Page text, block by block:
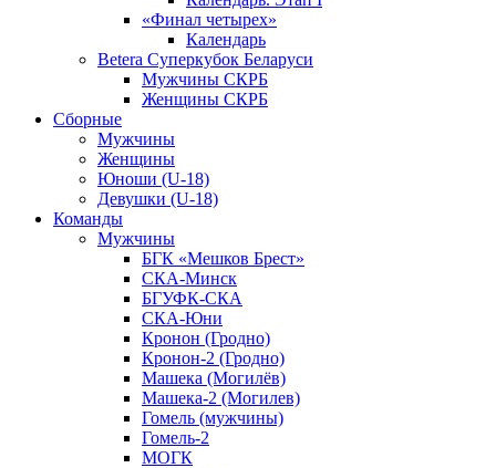
«Финал четырех»
Календарь
Betera Суперкубок Беларуси
Мужчины СКРБ
Женщины СКРБ
Сборные
Мужчины
Женщины
Юноши (U-18)
Девушки (U-18)
Команды
Мужчины
БГК «Мешков Брест»
СКА-Минск
БГУФК-СКА
СКА-Юни
Кронон (Гродно)
Кронон-2 (Гродно)
Машека (Могилёв)
Машека-2 (Могилев)
Гомель (мужчины)
Гомель-2
МОГК